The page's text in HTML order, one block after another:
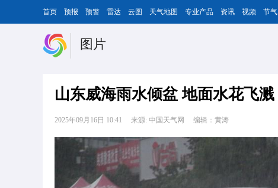
首页 预报 预警 雷达 云图 天气地图 专业产品 资讯 视频 节气
图片
山东威海雨水倾盆 地面水花飞溅
2025年09月16日 10:41 来源: 中国天气网 编辑：黄涛